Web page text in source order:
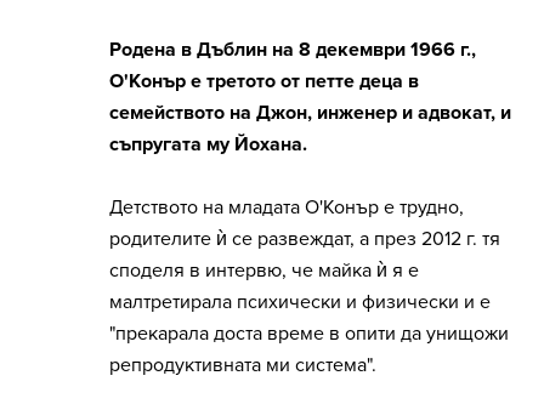
Родена в Дъблин на 8 декември 1966 г.,
О'Конър е третото от петте деца в
семейството на Джон, инженер и адвокат, и
съпругата му Йохана.
Детството на младата О'Конър е трудно,
родителите ѝ се развеждат, а през 2012 г. тя
споделя в интервю, че майка ѝ я е
малтретирала психически и физически и е
"прекарала доста време в опити да унищожи
репродуктивната ми система".